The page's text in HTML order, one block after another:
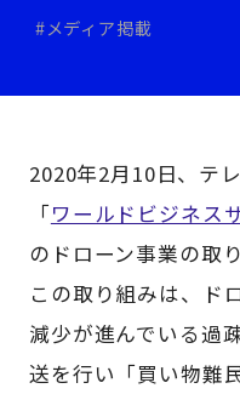
#メディア掲載
2020年2月10日、テ
「ワールドビジネス
のドローン事業の取
この取り組みは、ド
減少が進んでいる過
送を行い「買い物難